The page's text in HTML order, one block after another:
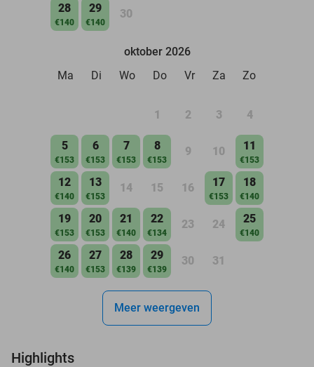
28
€140
29
€140
30
oktober 2026
Ma
Di Wo Do Vr Za Zo
1 2 3 4
5
€153
6
€153
7
€153
8
€153
9 10 11
€153
12
€140
13
€153
14 15 16 17
€153
18
€140
19
€153
20
€153
21
€140
22
€134
23 24 25
€140
26
€140
27
€153
28
€139
29
€139
30 31
Meer weergeven
Highlights